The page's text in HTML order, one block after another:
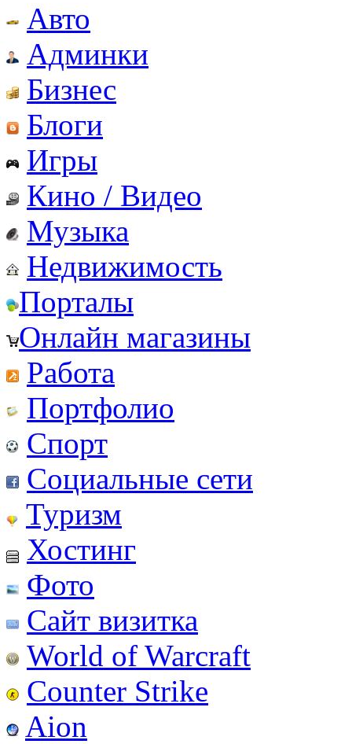
Авто
Админки
Бизнес
Блоги
Игры
Кино / Видео
Музыка
Недвижимость
Порталы
Онлайн магазины
Работа
Портфолио
Спорт
Социальные сети
Туризм
Хостинг
Фото
Сайт визитка
World of Warcraft
Counter Strike
Aion